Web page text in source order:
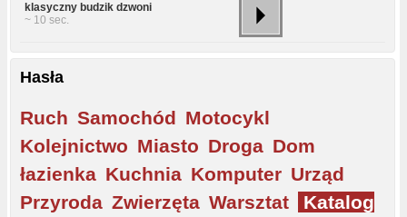
klasyczny budzik dzwoni
~ 10 sec.
Hasła
Ruch Samochód Motocykl
Kolejnictwo Miasto Droga Dom
łazienka Kuchnia Komputer Urząd
Przyroda Zwierzęta Warsztat
Katalog